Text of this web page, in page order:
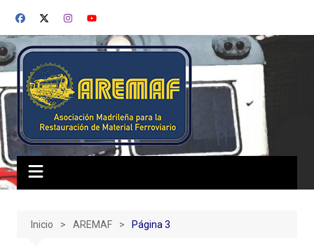
contenido
Inicio AREMAF Página 3